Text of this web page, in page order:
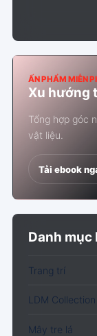
ẤN PHẨM MIỄN
Xu hướng
Tổng hợp góc
vật liệu.
Tải ebook
Danh mục
Trang trí
LDM Collection
Mây tre lá